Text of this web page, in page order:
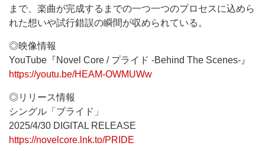
まで、楽曲が完成するまでの一つ一つのプロセスに込めら
れた想いや試行錯誤の瞬間が収められている。
◎映像情報
YouTube『Novel Core / プライド -Behind The Scenes-』
https://youtu.be/HEAM-OWMUWw
◎リリース情報
シングル「プライド」
2025/4/30 DIGITAL RELEASE
https://novelcore.lnk.to/PRIDE